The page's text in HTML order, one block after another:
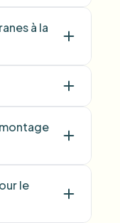
à la
le